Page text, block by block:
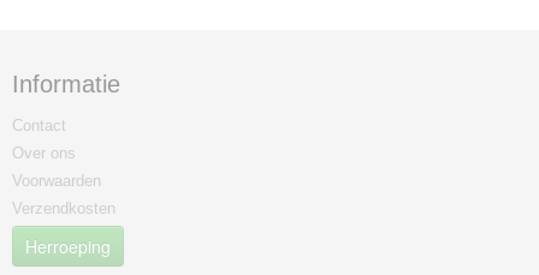
Informatie
Contact
Over ons
Voorwaarden
Verzendkosten
Herroeping